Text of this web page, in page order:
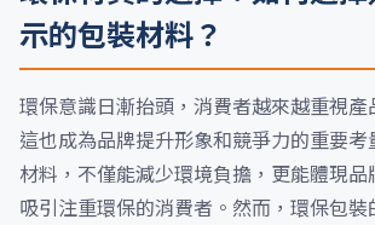
示的包裝材料？
環保意識日漸抬頭，消費者越來越重視產
這也成為品牌提升形象和競爭力的重要
材料，不僅能減少環境負擔，更能體現品
吸引注重環保的消費者。然而，環保包裝